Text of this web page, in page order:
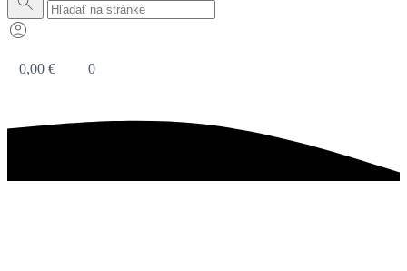
0,00 € 0